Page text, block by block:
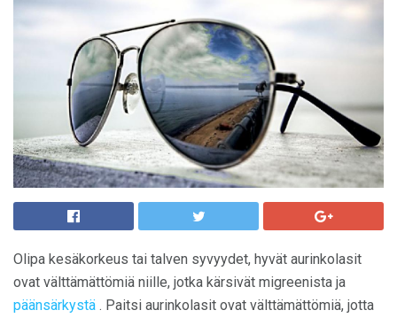
Olipa kesäkorkeus tai talven syvyydet, hyvät aurinkolasit
ovat välttämättömiä niille, jotka kärsivät migreenista ja
päänsärkystä . Paitsi aurinkolasit ovat välttämättömiä, jotta